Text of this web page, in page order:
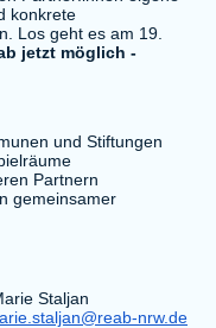
konkrete
Los geht es am 19.
jetzt möglich -
und Stiftungen
Partnern
gemeinsamer
Staljan
nrw.de